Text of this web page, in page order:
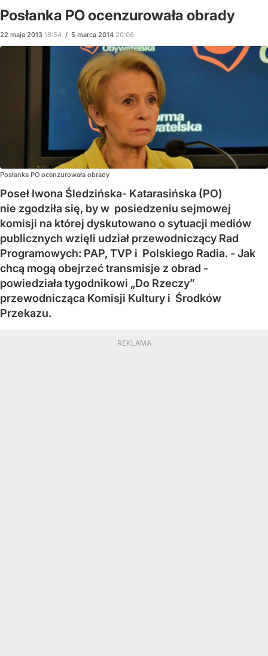
Posłanka PO ocenzurowała obrady
22 maja 2013 18:54 / 5 marca 2014 20:06
Posłanka PO ocenzurowała obrady
Poseł Iwona Śledzińska- Katarasińska (PO)
nie zgodziła się, by w posiedzeniu sejmowej
komisji na której dyskutowano o sytuacji mediów
publicznych wzięli udział przewodniczący Rad
Programowych: PAP, TVP i Polskiego Radia. - Jak
chcą mogą obejrzeć transmisje z obrad -
powiedziała tygodnikowi „Do Rzeczy”
przewodnicząca Komisji Kultury i Środków
Przekazu.